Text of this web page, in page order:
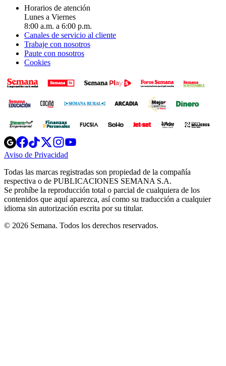
Horarios de atención
Lunes a Viernes
8:00 a.m. a 6:00 p.m.
Canales de servicio al cliente
Trabaje con nosotros
Paute con nosotros
Cookies
Opens
in
new
Opens
in
new
Opens
in
new
window
Opens
new
windowwindow
Aviso de Privacidad
new
window
Todas las marcas registradas son propiedad de la compañía
respectiva o de PUBLICACIONES SEMANA S.A.
Se prohíbe la reproducción total o parcial de cualquiera de los
contenidos que aquí aparezca, así como su traducción a cualquier
idioma sin autorización escrita por su titular.
© 2026 Semana. Todos los derechos reservados.